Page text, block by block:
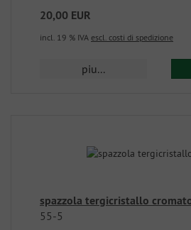
20,00 EUR
incl. 19 % IVA escl. costi di spedizione
piu...
spazzola tergicristallo
55-5